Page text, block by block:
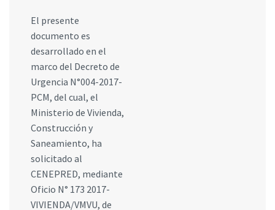
El presente
documento es
desarrollado en el
marco del Decreto de
Urgencia N°004-2017-
PCM, del cual, el
Ministerio de Vivienda,
Construcción y
Saneamiento, ha
solicitado al
CENEPRED, mediante
Oficio N° 173 2017-
VIVIENDA/VMVU, de